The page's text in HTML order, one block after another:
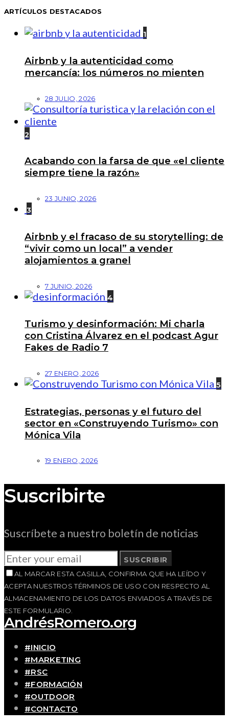
ARTÍCULOS DESTACADOS
1
Airbnb y la autenticidad como
mercancía: los números no mienten
28 JULIO, 2026
2
Acabando con la farsa de que «el cliente
siempre tiene la razón»
23 JUNIO, 2026
3
Airbnb y el fracaso de su storytelling: de
“vivir como un local” a vender
alojamientos a granel
7 JUNIO, 2026
4
Turismo y desinformación: Mi charla
con Cristina Álvarez en el podcast Agur
Fakes de Radio 7
27 ENERO, 2026
5
Estrategias, personas y el futuro del
sector en «Construyendo Turismo» con
Mónica Vila
19 ENERO, 2026
Suscribirte
Suscríbete a nuestro boletín de noticias
SUSCRIBIR
AL MARCAR ESTA CASILLA, CONFIRMA QUE HA LEÍDO Y
ACEPTA NUESTROS TÉRMINOS DE USO CON RESPECTO AL
ALMACENAMIENTO DE LOS DATOS ENVIADOS A TRAVÉS DE
ESTE FORMULARIO.
AndrésRomero.org
#INICIO
#MARKETING
#RSC
#FORMACIÓN
#OUTDOOR
#CONTACTO